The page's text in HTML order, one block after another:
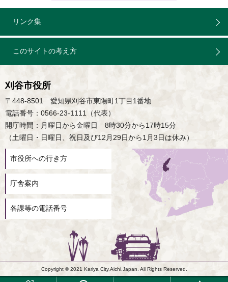
リンク集
このサイトの考え方
刈谷市役所
〒448-8501 愛知県刈谷市東陽町1丁目1番地
電話番号：0566-23-1111（代表）
開庁時間：月曜日から金曜日 8時30分から17時15分
（土曜日・日曜日、祝日及び12月29日から1月3日は休み）
市役所への行き方
庁舎案内
各課等の電話番号
Copyright © 2021 Kariya City,Aichi,Japan. All Rights Reserved.